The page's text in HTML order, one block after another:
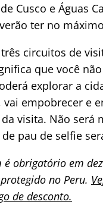
Cusco e Águas
ter no
circuitos de
que você
explorar a
empobrecer e
visita. Não
pau de selfie
é obrigatório em
no Peru.
de desconto.